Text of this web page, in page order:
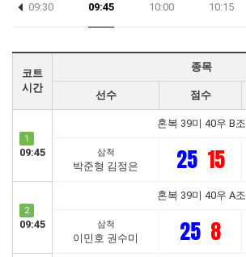
09:30 09:45 10:00 10:15
코트
시간
종목
선수 점수
1
09:45
혼복 39미 40우 B조
삼척
박준형 김정은 25 15
2
09:45
혼복 39미 40우 A조
삼척
이민호 권수미 25 8